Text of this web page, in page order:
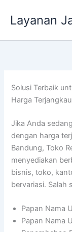
Layanan
Solusi Terbaik
Harga
Jika Anda
dengan harga
Bandung, Toko
menyediakan
bisnis, toko,
bervariasi. Salah
Papan Nama
Papan Nama